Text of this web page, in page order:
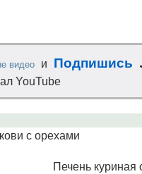
видео и Подпишись
YouTube
с орехами
Печень